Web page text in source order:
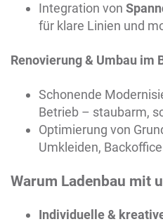
Integration von
für klare Linien und
Renovierung & Umbau im
Schonende
Betrieb – staubarm,
Optimierung von
Umkleiden,
Warum Ladenbau mit
Individuelle &